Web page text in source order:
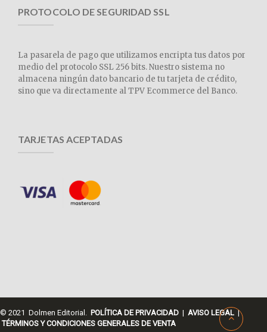
PROTOCOLO DE SEGURIDAD SSL
La pasarela de pago que utilizamos encripta tus datos por
medio del protocolo SSL 256 bits. Nuestro sistema no
almacena ningún dato bancario de tu tarjeta de crédito,
sino que va directamente al TPV Ecommerce del Banco.
TARJETAS ACEPTADAS
© 2021 Dolmen Editorial. POLÍTICA DE PRIVACIDAD | AVISO LEGAL |
TÉRMINOS Y CONDICIONES GENERALES DE VENTA